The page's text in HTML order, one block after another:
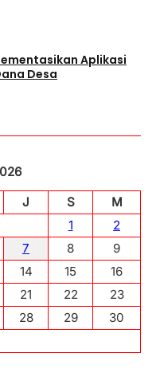
Aplikasi
Desa
J S
M
1
2
7 8
9
14 15
16
21 22
23
28 29
30